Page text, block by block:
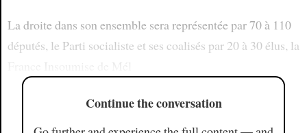
La droite dans son ensemble sera représentée par 70 à 110
députés, le Parti socialiste et ses coalisés par 20 à 30 élus, la
Continue the conversation